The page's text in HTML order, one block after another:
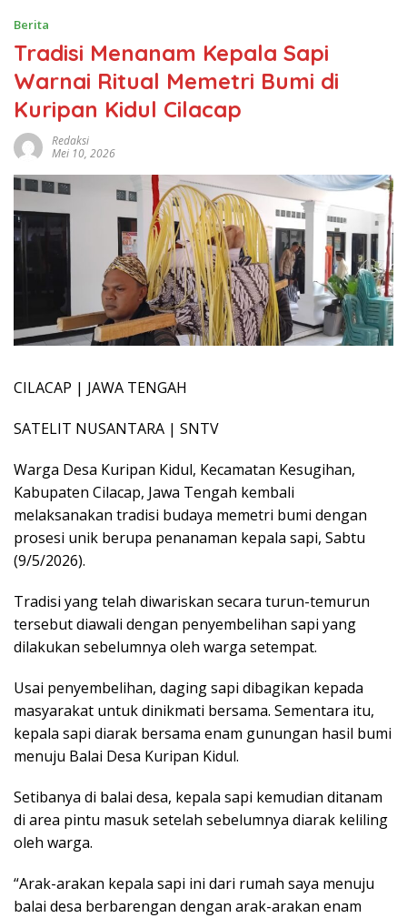
Berita
Tradisi Menanam Kepala Sapi
Warnai Ritual Memetri Bumi di
Kuripan Kidul Cilacap
Redaksi
Mei 10, 2026
CILACAP | JAWA TENGAH
SATELIT NUSANTARA | SNTV
Warga Desa Kuripan Kidul, Kecamatan Kesugihan,
Kabupaten Cilacap, Jawa Tengah kembali
melaksanakan tradisi budaya memetri bumi dengan
prosesi unik berupa penanaman kepala sapi, Sabtu
(9/5/2026).
Tradisi yang telah diwariskan secara turun-temurun
tersebut diawali dengan penyembelihan sapi yang
dilakukan sebelumnya oleh warga setempat.
Usai penyembelihan, daging sapi dibagikan kepada
masyarakat untuk dinikmati bersama. Sementara itu,
kepala sapi diarak bersama enam gunungan hasil bumi
menuju Balai Desa Kuripan Kidul.
Setibanya di balai desa, kepala sapi kemudian ditanam
di area pintu masuk setelah sebelumnya diarak keliling
oleh warga.
“Arak-arakan kepala sapi ini dari rumah saya menuju
balai desa berbarengan dengan arak-arakan enam